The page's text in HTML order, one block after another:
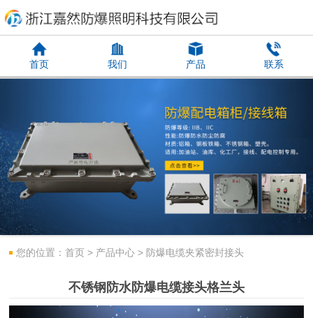
首页 我们 产品 联系
您的位置：首页 > 产品中心 > 防爆电缆夹紧密封接头
不锈钢防水防爆电缆接头格兰头